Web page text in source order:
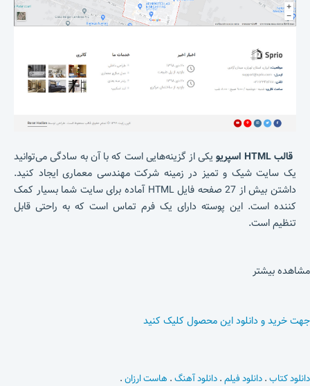
قالب HTML اسپریو
یکی از گزینه‌هایی است که با آن به سادگی می‌توانید
یک سایت شیک و تمیز در زمینه شرکت مهندسی معماری ایجاد کنید.
داشتن بیش از 27 صفحه فایل HTML آماده برای سایت شما بسیار کمک
کننده است. این پوسته دارای یک فرم تماس است که به راحتی قابل
تنظیم است.
مشاهده بیشتر
جهت خرید و دانلود این محصول کلیک کنید
دانلود کتاب.دانلود فیلم.دانلود آهنگ. هاست ارزان.